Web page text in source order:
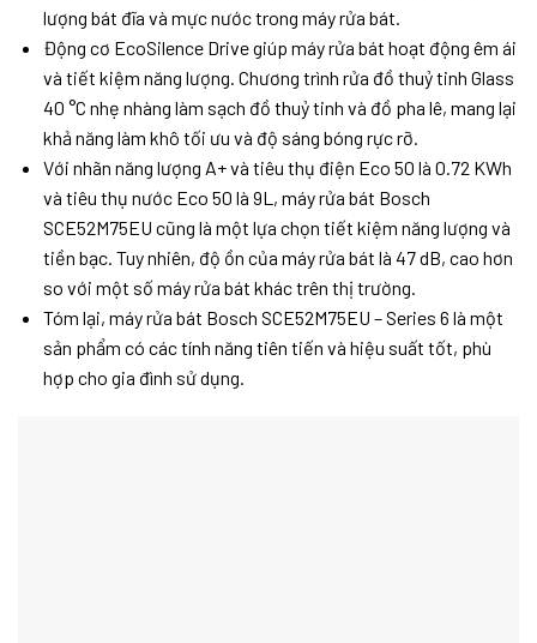
lượng bát đĩa và mực nước trong máy rửa bát.
Động cơ EcoSilence Drive giúp máy rửa bát hoạt động êm ái
và tiết kiệm năng lượng. Chương trình rửa đồ thuỷ tinh Glass
40 °C nhẹ nhàng làm sạch đồ thuỷ tinh và đồ pha lê, mang lại
khả năng làm khô tối ưu và độ sáng bóng rực rỡ.
Với nhãn năng lượng A+ và tiêu thụ điện Eco 50 là 0.72 KWh
và tiêu thụ nước Eco 50 là 9L, máy rửa bát Bosch
SCE52M75EU cũng là một lựa chọn tiết kiệm năng lượng và
tiền bạc. Tuy nhiên, độ ồn của máy rửa bát là 47 dB, cao hơn
so với một số máy rửa bát khác trên thị trường.
Tóm lại, máy rửa bát Bosch SCE52M75EU – Series 6 là một
sản phẩm có các tính năng tiên tiến và hiệu suất tốt, phù
hợp cho gia đình sử dụng.